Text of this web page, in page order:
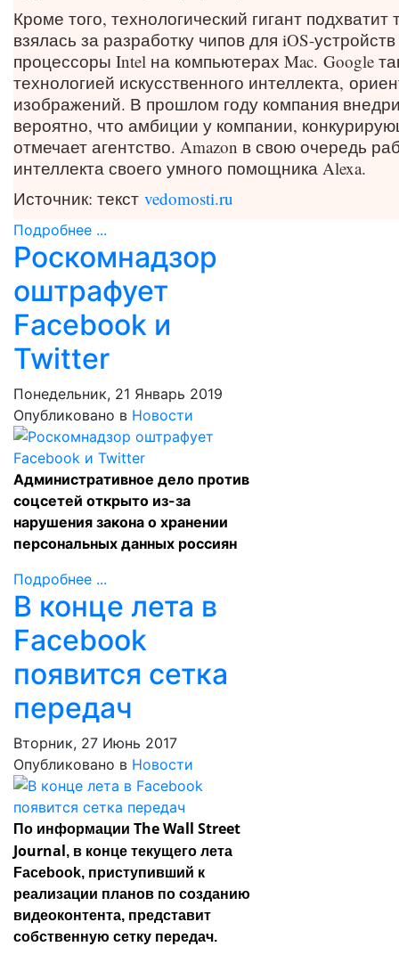
Кроме того, технологический гигант
взялась за разработку чипов для iOS-
процессоры Intel на компьютерах Mac. Google
технологией искусственного интеллекта,
изображений. В прошлом году компания
вероятно, что амбиции у компании,
отмечает агентство. Amazon в свою очередь
интеллекта своего умного помощника Alexa.
Источник: текст vedomosti.ru
Подробнее ...
Роскомнадзор
оштрафует
Facebook и
Twitter
Понедельник, 21 Январь 2019
Опубликовано в Новости
Административное дело против
соцсетей открыто из-за
нарушения закона о хранении
персональных данных россиян
Подробнее ...
В конце лета в
Facebook
появится сетка
передач
Вторник, 27 Июнь 2017
Опубликовано в Новости
По информации The Wall Street
Journal, в конце текущего лета
Facebook, приступивший к
реализации планов по созданию
видеоконтента, представит
собственную сетку передач.